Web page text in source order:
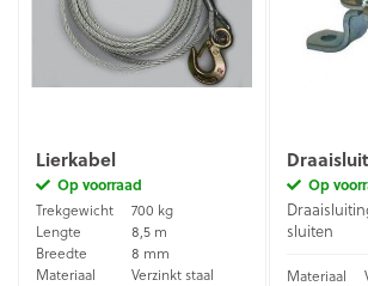
Lierkabel
Op voorraad
Trekgewicht
700 kg
Lengte
8,5 m
Breedte
8 mm
Materiaal
Verzinkt staal
Op
sluiten
Materiaal